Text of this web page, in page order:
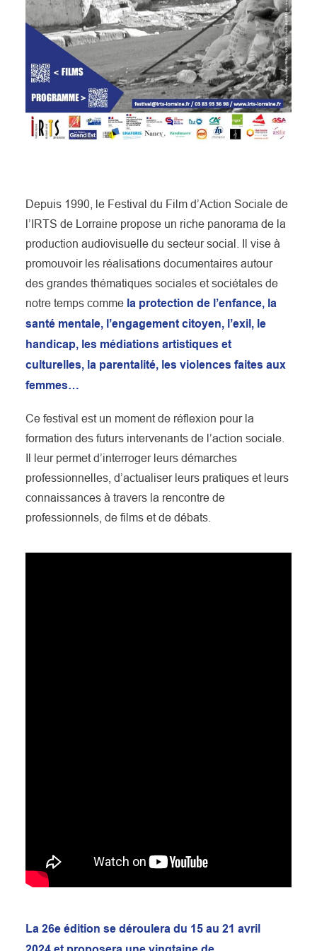
Depuis 1990, le Festival du Film d’Action Sociale de
l’IRTS de Lorraine propose un riche panorama de la
production audiovisuelle du secteur social. Il vise à
promouvoir les réalisations documentaires autour
des grandes thématiques sociales et sociétales de
notre temps comme la protection de l’enfance, la
santé mentale, l’engagement citoyen, l’exil, le
handicap, les médiations artistiques et
culturelles, la parentalité, les violences faites aux
femmes…
Ce festival est un moment de réflexion pour la
formation des futurs intervenants de l’action sociale.
Il leur permet d’interroger leurs démarches
professionnelles, d’actualiser leurs pratiques et leurs
connaissances à travers la rencontre de
professionnels, de films et de débats.
La 26e édition se déroulera du 15 au 21 avril